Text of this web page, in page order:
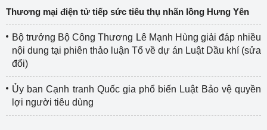
Thương mại điện tử tiếp sức tiêu thụ nhãn lồng Hưng Yên
Bộ trưởng Bộ Công Thương Lê Mạnh Hùng giải đáp nhiều
nội dung tại phiên thảo luận Tổ về dự án Luật Dầu khí (sửa
đổi)
Ủy ban Cạnh tranh Quốc gia phổ biến Luật Bảo vệ quyền
lợi người tiêu dùng